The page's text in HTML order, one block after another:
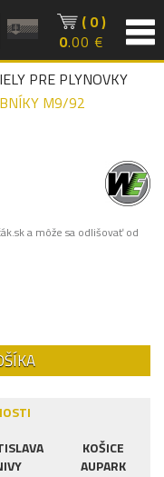
( 0 )
0.00 €
PRE PLYNOVKY
M9/92
a môže sa odlišovať od
KOŠICE
AUPARK